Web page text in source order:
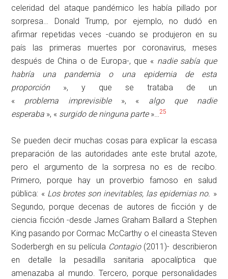
celeridad del ataque pandémico les había pillado por
sorpresa… Donald Trump, por ejemplo, no dudó en
afirmar repetidas veces -cuando se produjeron en su
país las primeras muertes por coronavirus, meses
después de China o de Europa-, que « nadie sabía que
habría una pandemia o una epidemia de esta
proporción», y que se trataba de un
« problema imprevisible», « algo que nadie
esperaba », « surgido de ninguna parte »…25
Se pueden decir muchas cosas para explicar la escasa
preparación de las autoridades ante este brutal azote,
pero el argumento de la sorpresa no es de recibo.
Primero, porque hay un proverbio famoso en salud
pública: « Los brotes son inevitables, las epidemias no. »
Segundo, porque decenas de autores de ficción y de
ciencia ficción -desde James Graham Ballard a Stephen
King pasando por Cormac McCarthy o el cineasta Steven
Soderbergh en su película Contagio(2011)- describieron
en detalle la pesadilla sanitaria apocalíptica que
amenazaba al mundo. Tercero, porque personalidades